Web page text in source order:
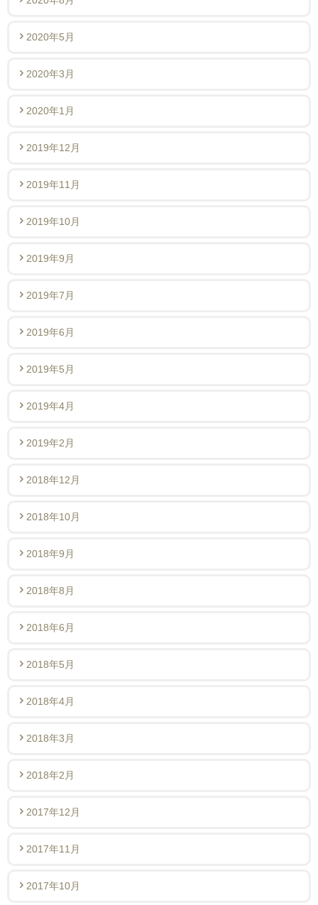
2020年5月
2020年3月
2020年1月
2019年12月
2019年11月
2019年10月
2019年9月
2019年7月
2019年6月
2019年5月
2019年4月
2019年2月
2018年12月
2018年10月
2018年9月
2018年8月
2018年6月
2018年5月
2018年4月
2018年3月
2018年2月
2017年12月
2017年11月
2017年10月